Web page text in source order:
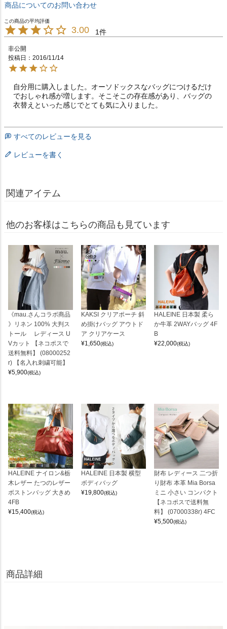
商品についてのお問い合わせ
3.00 1
非公開
投稿日
2016/11/14
自分用に購入しました。オーソドックスなバッグにつけるだけ
でおしゃれ感が増します。そこそこの存在感があり、バッグの
衣替えといった感じでとても気に入りました。
すべてのレビューを見る
レビューを書く
関連アイテム
他のお客様はこちらの商品も見ています
《mau.さんコラボ商品
》リネン 100% 大判ス
トール レディース U
Vカット 【ネコポスで
送料無料】 (08000252
r) 【名入れ刺繍可能】
¥5,900(税込)
KAKSI クリアポーチ 斜
め掛けバッグ アウトド
ア クリアケース
¥1,650(税込)
HALEINE 日本製 柔ら
か牛革 2WAYバッグ 4F
B
¥22,000(税込)
HALEINE ナイロン&栃
木レザー たつのレザー
ボストンバッグ 大きめ
4FB
¥15,400(税込)
HALEINE 日本製 横型
ボディバッグ
¥19,800(税込)
財布 レディース 二つ折
り財布 本革 Mia Borsa
ミニ 小さい コンパクト
【ネコポスで送料無
料】 (07000338r) 4FC
¥5,500(税込)
商品詳細